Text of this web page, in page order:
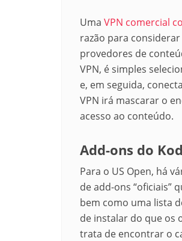
Uma VPN comercial
razão para
provedores de
VPN, é simples
e, em seguida,
VPN irá mascarar o
acesso ao conteúdo.
Add-ons do
Para o US Open, há
de add-ons “oficiais”
bem como uma lista
de instalar do que os
trata de encontrar o